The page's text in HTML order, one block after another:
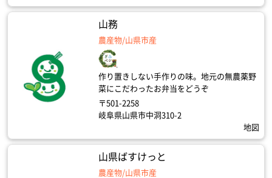
山務
農産物/山県市産
作り置きしない手作りの味。地元の無農薬野
菜にこだわったお弁当をどうぞ
〒501-2258
岐阜県山県市中洞310-2
地図
山県ばすけっと
農産物/山県市産